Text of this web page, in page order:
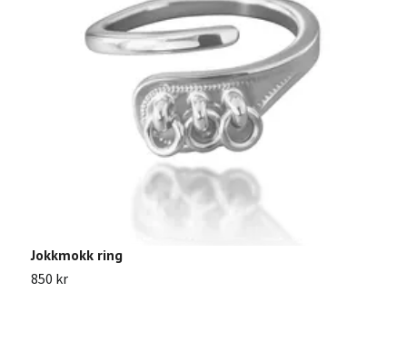
Jokkmokk ring
850 kr